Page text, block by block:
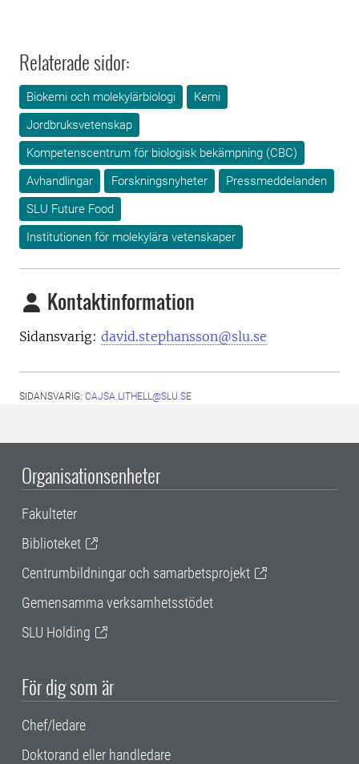
Relaterade sidor:
Biokemi och molekylärbiologi
Kemi
Jordbruksvetenskap
Kompetenscentrum för biologisk bekämpning (CBC)
Avhandlingar
Forskningsnyheter
Pressmeddelanden
SLU Future Food
Institutionen för molekylära vetenskaper
Kontaktinformation
Sidansvarig: david.stephansson@slu.se
SIDANSVARIG: CAJSA.LITHELL@SLU.SE
Organisationsenheter
Fakulteter
Biblioteket
Centrumbildningar och samarbetsprojekt
Gemensamma verksamhetsstödet
SLU Holding
För dig som är
Chef/ledare
Doktorand eller handledare